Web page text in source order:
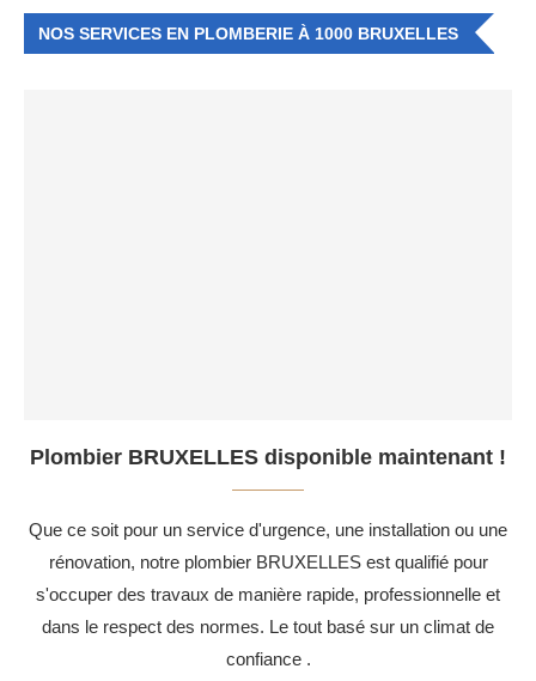
NOS SERVICES EN PLOMBERIE À 1000 BRUXELLES
Plombier BRUXELLES disponible maintenant !
Que ce soit pour un service d'urgence, une installation ou une
rénovation, notre plombier BRUXELLES est qualifié pour
s'occuper des travaux de manière rapide, professionnelle et
dans le respect des normes. Le tout basé sur un climat de
confiance .